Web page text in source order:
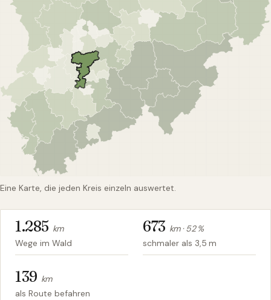
Eine Karte, die jeden Kreis einzeln auswertet.
1.285 km
Wege im Wald
673 km ·52%
schmaler als 3,5 m
139 km
als Route befahren